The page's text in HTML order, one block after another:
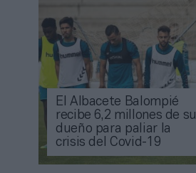
El Albacete Balompié
recibe 6,2 millones de su
dueño para paliar la
crisis del Covid-19